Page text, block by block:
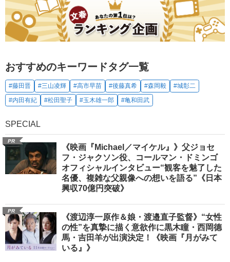
おすすめのキーワードタグ一覧
#藤田晋 #三山凌輝 #高市早苗 #後藤真希 #森岡毅
#城彰二
#内田有紀
#松田聖子 #玉木雄一郎 #亀和田武
SPECIAL
PR
《映画『Michael／マイケル』》父ジョセ
フ・ジャクソン役、コールマン・ドミンゴ
オフィシャルインタビュー“観客を魅了した
名優、複雑な父親像への想いを語る”《日本
興収70億円突破》
PR
《渡辺淳一原作＆娘・渡邉直子監督》“女性
の性”を真摯に描く意欲作に黒木瞳・西岡德
馬・吉田羊が出演決定！《映画『月がみて
いる』》